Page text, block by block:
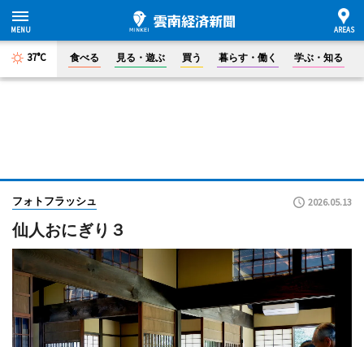
37°C 食べる 見る・遊ぶ 買う 暮らす・働く 学ぶ・知る
フォトフラッシュ 2026.05.13
仙人おにぎり３